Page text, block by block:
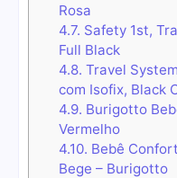
Rosa
4.7. Safety 1st,
Full Black
4.8. Travel
com Isofix, Black
4.9. Burigotto
Vermelho
4.10. Bebê
Bege – Burigotto